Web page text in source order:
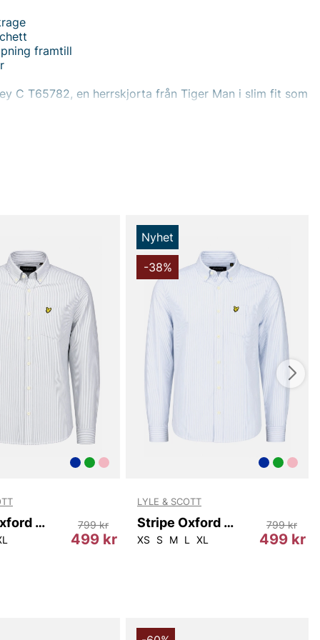
framtill
C T65782, en herrskjorta från Tiger Man i slim fit som
siluett med klassiska detaljer. Skjortan är utrustad
krage, rund manschett och en ren front där
vilket gör den perfekt för både arbete och fritid.
gör den enkel att styla — matcha med mörka
beroende på tillfälle, gärna under en blazer
uppklädd look. Denna skjorta är inte bara ett plagg
basalternativ som gör att du alltid ser välklädd ut
tänka på komplicerad styling.
T65782 om du söker en kvalitetsinriktad skjorta som
stil och mångsidighet. Med sin rena design och
passform är den ett smart val för den stilmedvetna
vill ha en skjorta som känns lika bra som den ser ut, och
in i garderoben år efter år.
handlar i vår webbshop. Besök oss även i vår butik i
mer på www.vfo.se
Stripe Oxford Shirt
499 kr
799 kr
Nyhet
-38%
LYLE & SCOTT
Stripe Oxford Shirt
XS S M L XL 499 kr
799 kr